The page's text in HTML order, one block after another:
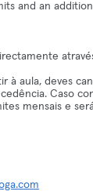
and an
à aula, deves
Caso
mensais e